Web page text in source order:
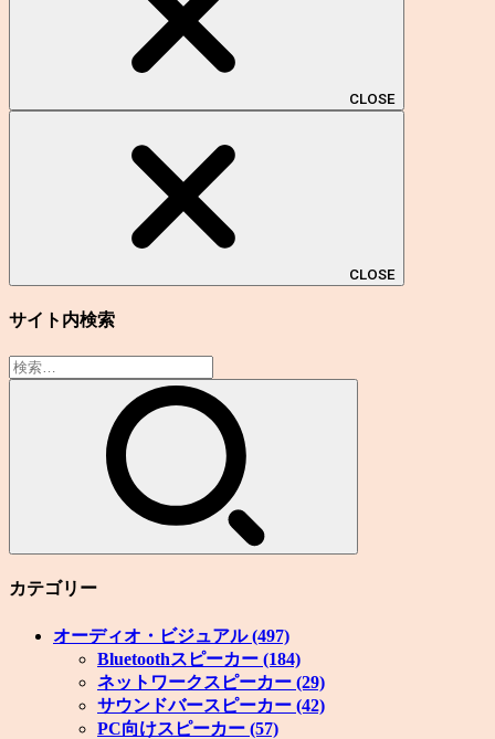
CLOSE
CLOSE
サイト内検索
検
索:
カテゴリー
オーディオ・ビジュアル(497)
Bluetoothスピーカー (184)
ネットワークスピーカー (29)
サウンドバースピーカー (42)
PC向けスピーカー (57)